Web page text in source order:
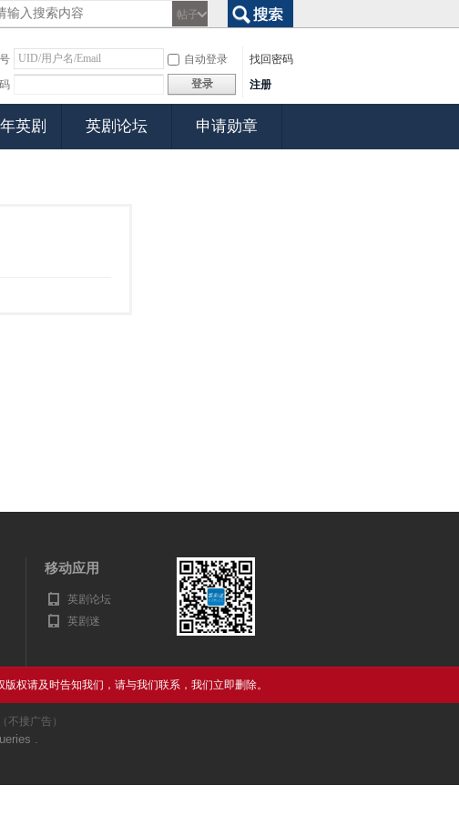
帖子
自动登录
找回密码
登录 注册
英剧 英剧论坛 申请勋章
移动应用
英剧论坛
英剧迷
权请及时告知我们，请与我们联系，我们立即删除。
不接广告）
.